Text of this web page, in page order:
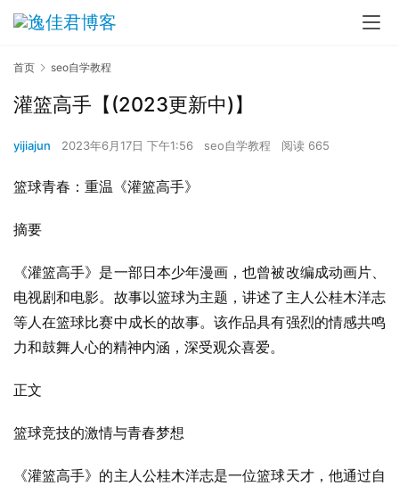
首页 seo自学教程
灌篮高手【(2023更新中)】
yijiajun 2023年6月17日 下午1:56 seo自学教程 阅读 665
篮球青春：重温《灌篮高手》
摘要
《灌篮高手》是一部日本少年漫画，也曾被改编成动画片、
电视剧和电影。故事以篮球为主题，讲述了主人公桂木洋志
等人在篮球比赛中成长的故事。该作品具有强烈的情感共鸣
力和鼓舞人心的精神内涵，深受观众喜爱。
正文
篮球竞技的激情与青春梦想
《灌篮高手》的主人公桂木洋志是一位篮球天才，他通过自